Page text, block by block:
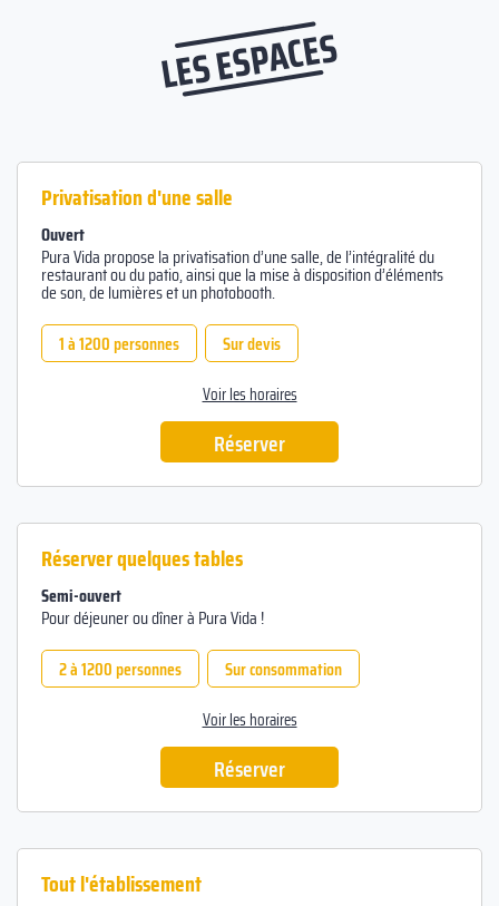
LES ESPACES
Privatisation d'une salle
Ouvert
Pura Vida propose la privatisation d’une salle, de l’intégralité du
restaurant ou du patio, ainsi que la mise à disposition d’éléments
de son, de lumières et un photobooth.
1 à 1200 personnes
Sur devis
Voir les horaires
Réserver
Réserver quelques tables
Semi-ouvert
Pour déjeuner ou dîner à Pura Vida !
2 à 1200 personnes
Sur consommation
Voir les horaires
Réserver
Tout l'établissement